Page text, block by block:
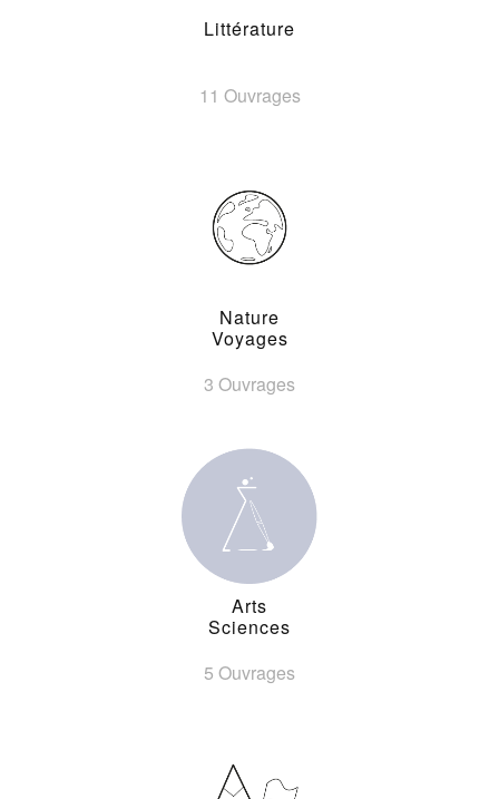
Littérature
11 Ouvrages
Nature
Voyages
3 Ouvrages
Arts
Sciences
5 Ouvrages